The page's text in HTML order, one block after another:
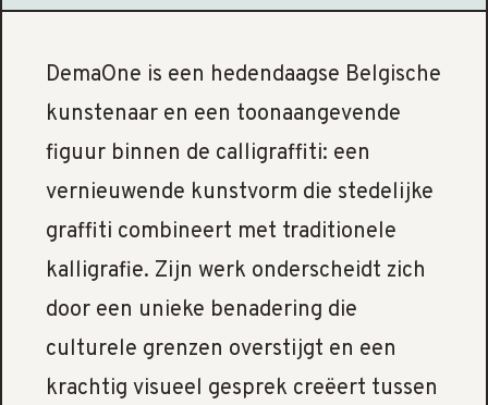
DemaOne is een hedendaagse Belgische
kunstenaar en een toonaangevende
figuur binnen de calligraffiti: een
vernieuwende kunstvorm die stedelijke
graffiti combineert met traditionele
kalligrafie. Zijn werk onderscheidt zich
door een unieke benadering die
culturele grenzen overstijgt en een
krachtig visueel gesprek creëert tussen